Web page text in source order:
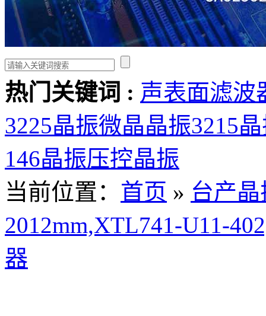
热门关键词 : 声表面滤波
3225晶振微晶晶振3215
146晶振压控晶振
当前位置： 首页 » 台产晶
2012mm,XTL741-U11-
器